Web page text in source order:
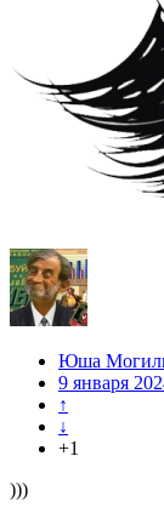
Юша
9 января
↑
↓
+1
)))